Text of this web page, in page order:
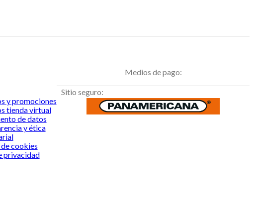
y promociones
tienda virtual
de datos
y ética
cookies
privacidad
Medios de pago:
Sitio seguro: